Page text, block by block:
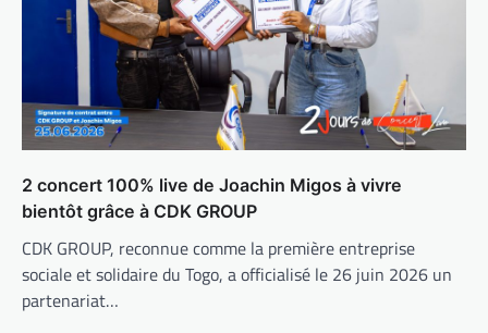
2 concert 100% live de Joachin Migos à vivre
bientôt grâce à CDK GROUP
CDK GROUP, reconnue comme la première entreprise
sociale et solidaire du Togo, a officialisé le 26 juin 2026 un
partenariat…